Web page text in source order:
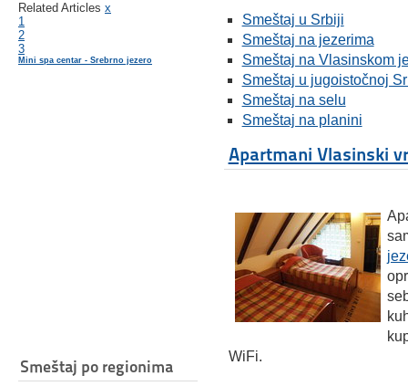
Related Articles x
1
2
3
Mini spa centar - Srebrno jezero
Smeštaj po regionima
Smeštaj u Srbiji
Smeštaj na jezerima
Smeštaj na Vlasinskom
Smeštaj u jugoistočnoj
Smeštaj na selu
Smeštaj na planini
Apartmani Vlasinski
WiFi.